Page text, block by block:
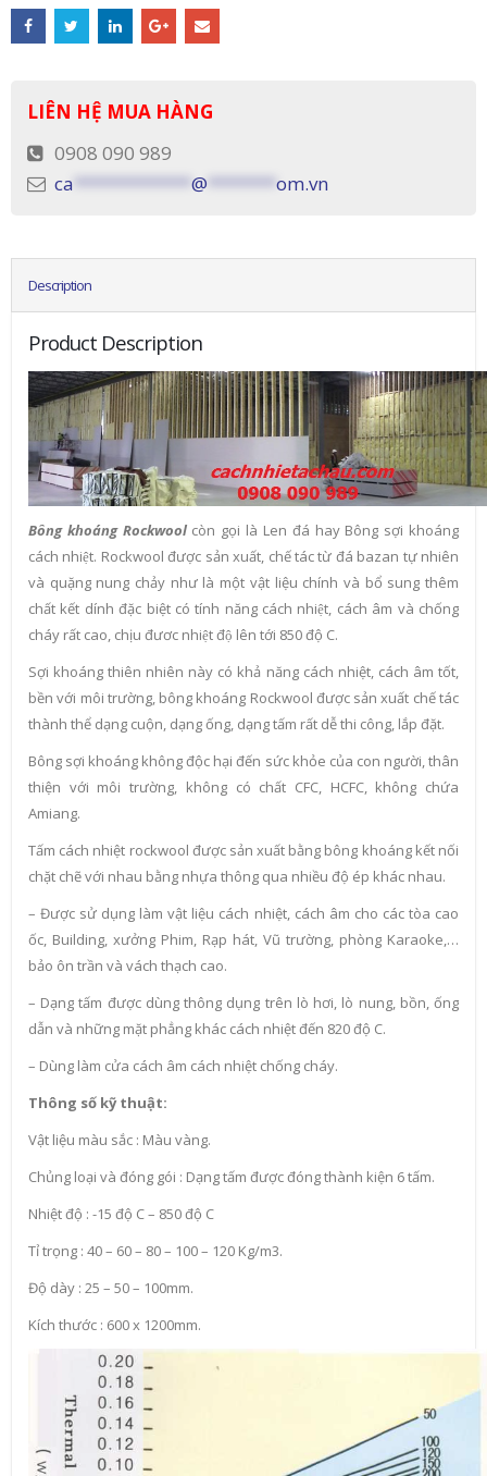
LIÊN HỆ MUA HÀNG
0908 090 989
ca
@ om.vn
Description
Product Description
Bông khoáng Rockwoolcòn gọi là Len đá hay Bông sợi khoáng
cách nhiệt. Rockwool được sản xuất, chế tác từ đá bazan tự nhiên
và quặng nung chảy như là một vật liệu chính và bổ sung thêm
chất kết dính đặc biệt có tính năng cách nhiệt, cách âm và chống
cháy rất cao, chịu đươc nhiệt độ lên tới 850 độ C.
Sợi khoáng thiên nhiên này có khả năng cách nhiệt, cách âm tốt,
bền với môi trường, bông khoáng Rockwool được sản xuất chế tác
thành thể dạng cuộn, dạng ống, dạng tấm rất dễ thi công, lắp đặt.
Bông sợi khoáng không độc hại đến sức khỏe của con người, thân
thiện với môi trường, không có chất CFC, HCFC, không chứa
Amiang.
Tấm cách nhiệt rockwool được sản xuất bằng bông khoáng kết nối
chặt chẽ với nhau bằng nhựa thông qua nhiều độ ép khác nhau.
– Được sử dụng làm vật liệu cách nhiệt, cách âm cho các tòa cao
ốc, Building, xưởng Phim, Rạp hát, Vũ trường, phòng Karaoke,…
bảo ôn trần và vách thạch cao.
– Dạng tấm được dùng thông dụng trên lò hơi, lò nung, bồn, ống
dẫn và những mặt phẳng khác cách nhiệt đến 820 độ C.
– Dùng làm cửa cách âm cách nhiệt chống cháy.
Thông số kỹ thuật:
Vật liệu màu sắc : Màu vàng.
Chủng loại và đóng gói : Dạng tấm được đóng thành kiện 6 tấm.
Nhiệt độ : -15 độ C – 850 độ C
Tỉ trọng : 40 – 60 – 80 – 100 – 120 Kg/m3.
Độ dày : 25 – 50 – 100mm.
Kích thước : 600 x 1200mm.